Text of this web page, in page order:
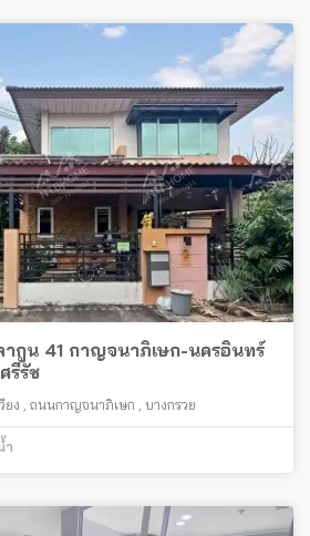
กูน 41 กาญจนาภิเษก-นครอินทร์
รีรัช
ยง ถนนกาญจนาภิเษก บางกรวย
ำ